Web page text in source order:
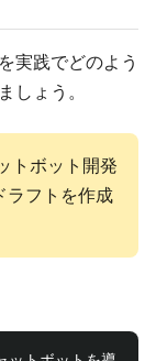
実践でどのよう
しょう。
トボット開発
ラフトを作成